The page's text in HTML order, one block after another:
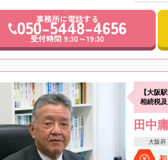
事務所に電話する
050-5448-4656
受付時間 9:30～19:30
【大阪
相続税
田中
大阪府